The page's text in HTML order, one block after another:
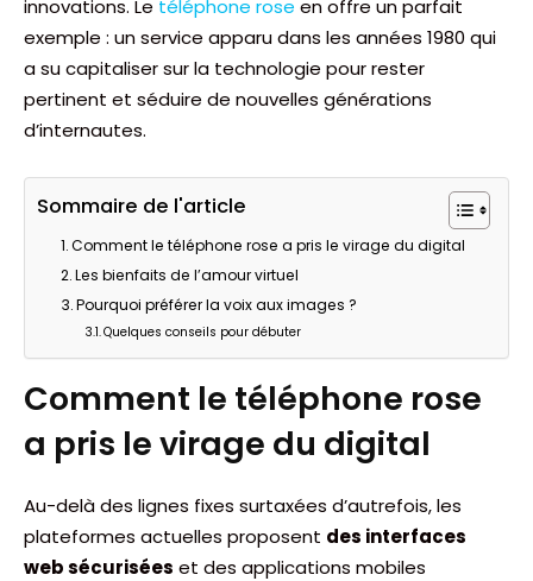
innovations. Le téléphone rose en offre un parfait
exemple : un service apparu dans les années 1980 qui
a su capitaliser sur la technologie pour rester
pertinent et séduire de nouvelles générations
d’internautes.
Sommaire de l'article
Comment le téléphone rose a pris le virage du digital
Les bienfaits de l’amour virtuel
Pourquoi préférer la voix aux images ?
Quelques conseils pour débuter
Comment le téléphone rose
a pris le virage du digital
Au-delà des lignes fixes surtaxées d’autrefois, les
plateformes actuelles proposent des interfaces
web sécurisées et des applications mobiles